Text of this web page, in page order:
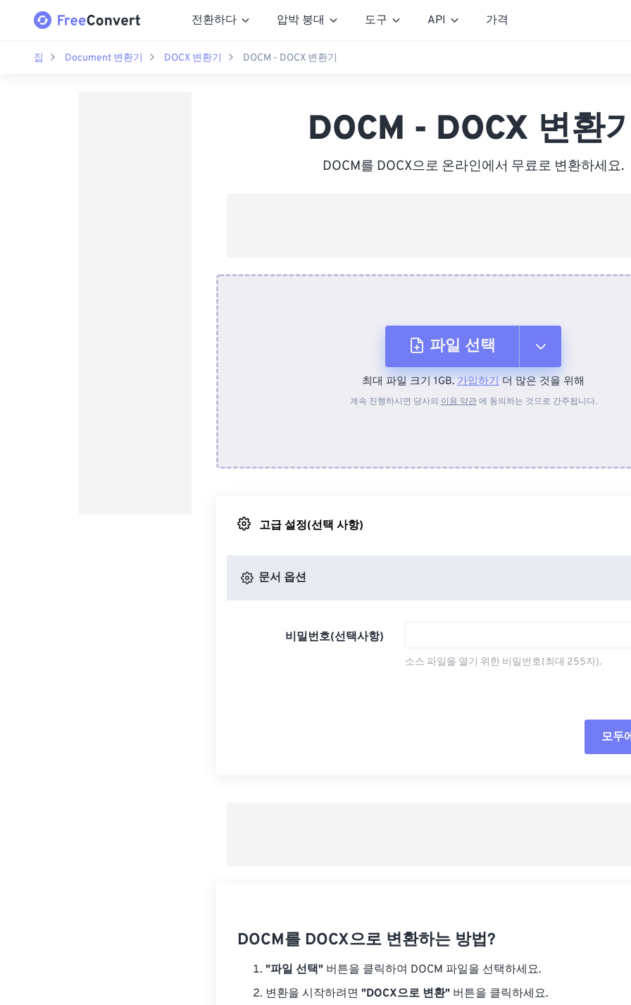
전환하다 압박 붕대 도구 API 가격
집 Document 변환기 DOCX 변환기 DOCM - DOCX 변환기
DOCM - DOCX 변환
DOCM를 DOCX으로 온라인에서 무료로 변환하세요.
파일 선택
장치에서
최대 파일 크기 1GB. 가입하기 더 많은 것을 위해
계속 진행하시면 당사의 이용 약관에 동의하는 것으로 간주됩니다.
고급 설정(선택 사항)
문서 옵션
비밀번호(선택사항)
소스 파일을 열기 위한 비밀번호(최대 255자).
모두
DOCM를 DOCX으로 변환하는 방법?
"파일 선택" 버튼을 클릭하여 DOCM 파일을 선택하세요.
변환을 시작하려면 "DOCX으로 변환" 버튼을 클릭하세요.